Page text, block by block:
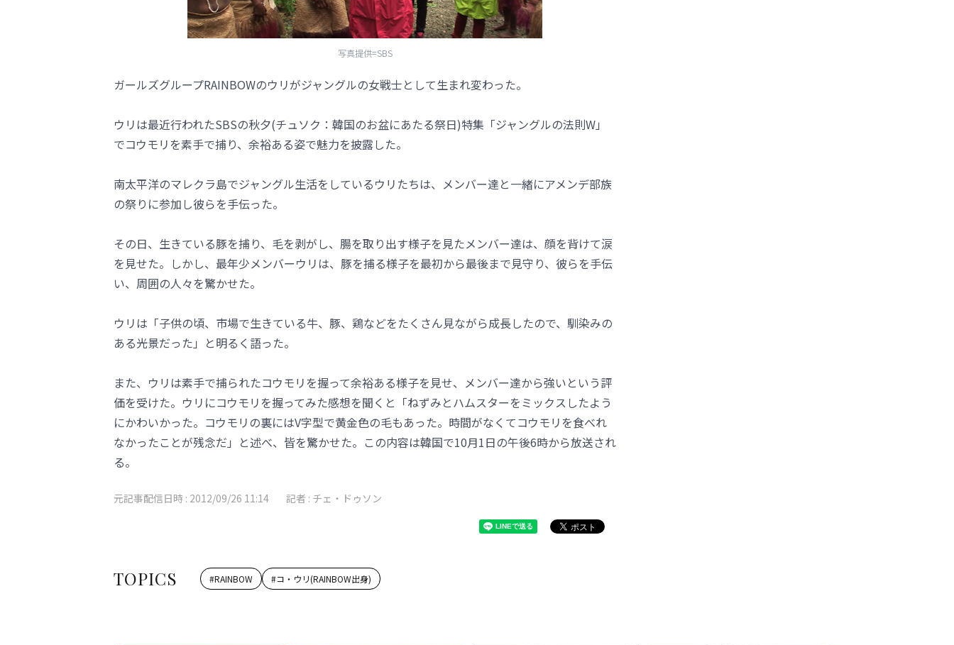
写真提供=SBS
ガールズグループRAINBOWのウリがジャングルの女戦士として生まれ変わった。
ウリは最近行われたSBSの秋夕(チュソク：韓国のお盆にあたる祭日)特集「ジャングルの法則W」
でコウモリを素手で捕り、余裕ある姿で魅力を披露した。
南太平洋のマレクラ島でジャングル生活をしているウリたちは、メンバー達と一緒にアメンデ部族
の祭りに参加し彼らを手伝った。
その日、生きている豚を捕り、毛を剥がし、腸を取り出す様子を見たメンバー達は、顔を背けて涙
を見せた。しかし、最年少メンバーウリは、豚を捕る様子を最初から最後まで見守り、彼らを手伝
い、周囲の人々を驚かせた。
ウリは「子供の頃、市場で生きている牛、豚、鶏などをたくさん見ながら成長したので、馴染みの
ある光景だった」と明るく語った。
また、ウリは素手で捕られたコウモリを握って余裕ある様子を見せ、メンバー達から強いという評
価を受けた。ウリにコウモリを握ってみた感想を聞くと「ねずみとハムスターをミックスしたよう
にかわいかった。コウモリの裏にはV字型で黄金色の毛もあった。時間がなくてコウモリを食べれ
なかったことが残念だ」と述べ、皆を驚かせた。この内容は韓国で10月1日の午後6時から放送され
る。
元記事配信日時 : 2012/09/26 11:14 記者 : チェ・ドゥソン
TOPICS #RAINBOW #コ・ウリ(RAINBOW出身)